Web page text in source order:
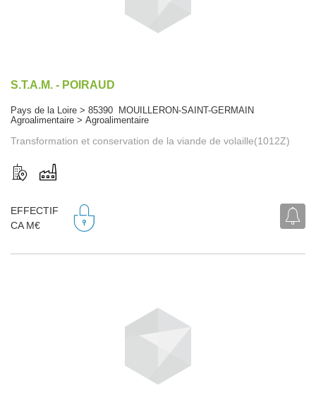
S.T.A.M. - POIRAUD
Pays de la Loire > 85390 MOUILLERON-SAINT-GERMAIN
Agroalimentaire > Agroalimentaire
Transformation et conservation de la viande de volaille(1012Z)
EFFECTIF
CA M€